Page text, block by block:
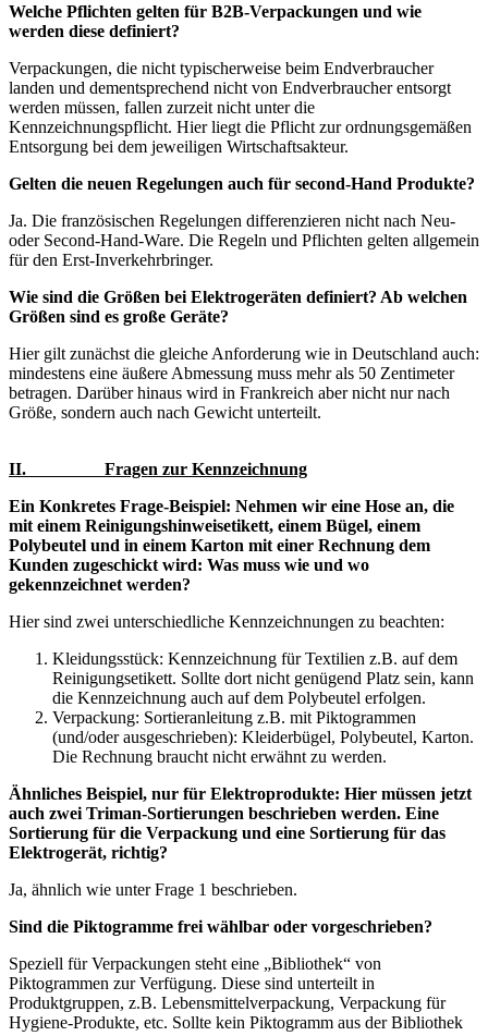
Welche Pflichten gelten für B2B-Verpackungen und wie
werden diese definiert?
Verpackungen, die nicht typischerweise beim Endverbraucher
landen und dementsprechend nicht von Endverbraucher entsorgt
werden müssen, fallen zurzeit nicht unter die
Kennzeichnungspflicht. Hier liegt die Pflicht zur ordnungsgemäßen
Entsorgung bei dem jeweiligen Wirtschaftsakteur.
Gelten die neuen Regelungen auch für second-Hand Produkte?
Ja. Die französischen Regelungen differenzieren nicht nach Neu-
oder Second-Hand-Ware. Die Regeln und Pflichten gelten allgemein
für den Erst-Inverkehrbringer.
Wie sind die Größen bei Elektrogeräten definiert? Ab welchen
Größen sind es große Geräte?
Hier gilt zunächst die gleiche Anforderung wie in Deutschland auch:
mindestens eine äußere Abmessung muss mehr als 50 Zentimeter
betragen. Darüber hinaus wird in Frankreich aber nicht nur nach
Größe, sondern auch nach Gewicht unterteilt.
II. Fragen zur Kennzeichnung
Ein Konkretes Frage-Beispiel: Nehmen wir eine Hose an, die
mit einem Reinigungshinweisetikett, einem Bügel, einem
Polybeutel und in einem Karton mit einer Rechnung dem
Kunden zugeschickt wird: Was muss wie und wo
gekennzeichnet werden?
Hier sind zwei unterschiedliche Kennzeichnungen zu beachten:
Kleidungsstück: Kennzeichnung für Textilien z.B. auf dem
Reinigungsetikett. Sollte dort nicht genügend Platz sein, kann
die Kennzeichnung auch auf dem Polybeutel erfolgen.
Verpackung: Sortieranleitung z.B. mit Piktogrammen
(und/oder ausgeschrieben): Kleiderbügel, Polybeutel, Karton.
Die Rechnung braucht nicht erwähnt zu werden.
Ähnliches Beispiel, nur für Elektroprodukte: Hier müssen jetzt
auch zwei Triman-Sortierungen beschrieben werden. Eine
Sortierung für die Verpackung und eine Sortierung für das
Elektrogerät, richtig?
Ja, ähnlich wie unter Frage 1 beschrieben.
Sind die Piktogramme frei wählbar oder vorgeschrieben?
Speziell für Verpackungen steht eine „Bibliothek“ von
Piktogrammen zur Verfügung. Diese sind unterteilt in
Produktgruppen, z.B. Lebensmittelverpackung, Verpackung für
Hygiene-Produkte, etc. Sollte kein Piktogramm aus der Bibliothek